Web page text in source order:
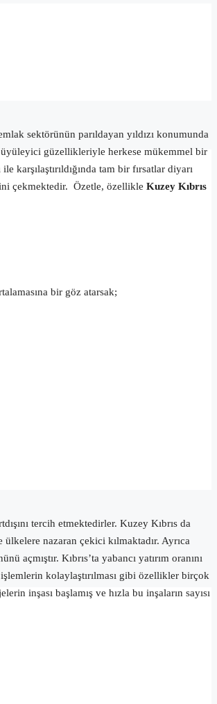
sektörünün parıldayan yıldızı konumunda
güzellikleriyle herkese mükemmel bir
tam bir fırsatlar diyarı
çekmektedir. Özetle, özellikle Kuzey Kıbrıs
bir göz atarsak;
tercih etmektedirler. Kuzey Kıbrıs da
ülkelere nazaran çekici kılmaktadır. Ayrıca
açmıştır. Kıbrıs’ta yabancı yatırım oranını
kolaylaştırılması gibi özellikler birçok
inşası başlamış ve hızla bu inşaların sayısı